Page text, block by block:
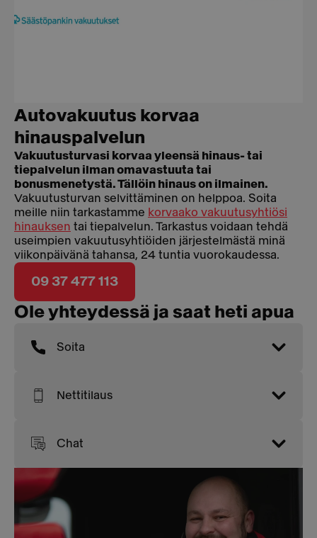
Autovakuutus korvaa
hinauspalvelun
Vakuutusturvasi korvaa yleensä hinaus- tai
tiepalvelun ilman omavastuuta tai
bonusmenetystä. Tällöin hinaus on ilmainen.
Vakuutusturvan selvittäminen on helppoa. Soita
meille niin tarkastamme korvaako vakuutusyhtiösi
hinauksen tai tiepalvelun. Tarkastus voidaan tehdä
useimpien vakuutusyhtiöiden järjestelmästä minä
viikonpäivänä tahansa, 24 tuntia vuorokaudessa.
09 37 477 113
Ole yhteydessä ja saat heti apua
Soita
Nettitilaus
Chat